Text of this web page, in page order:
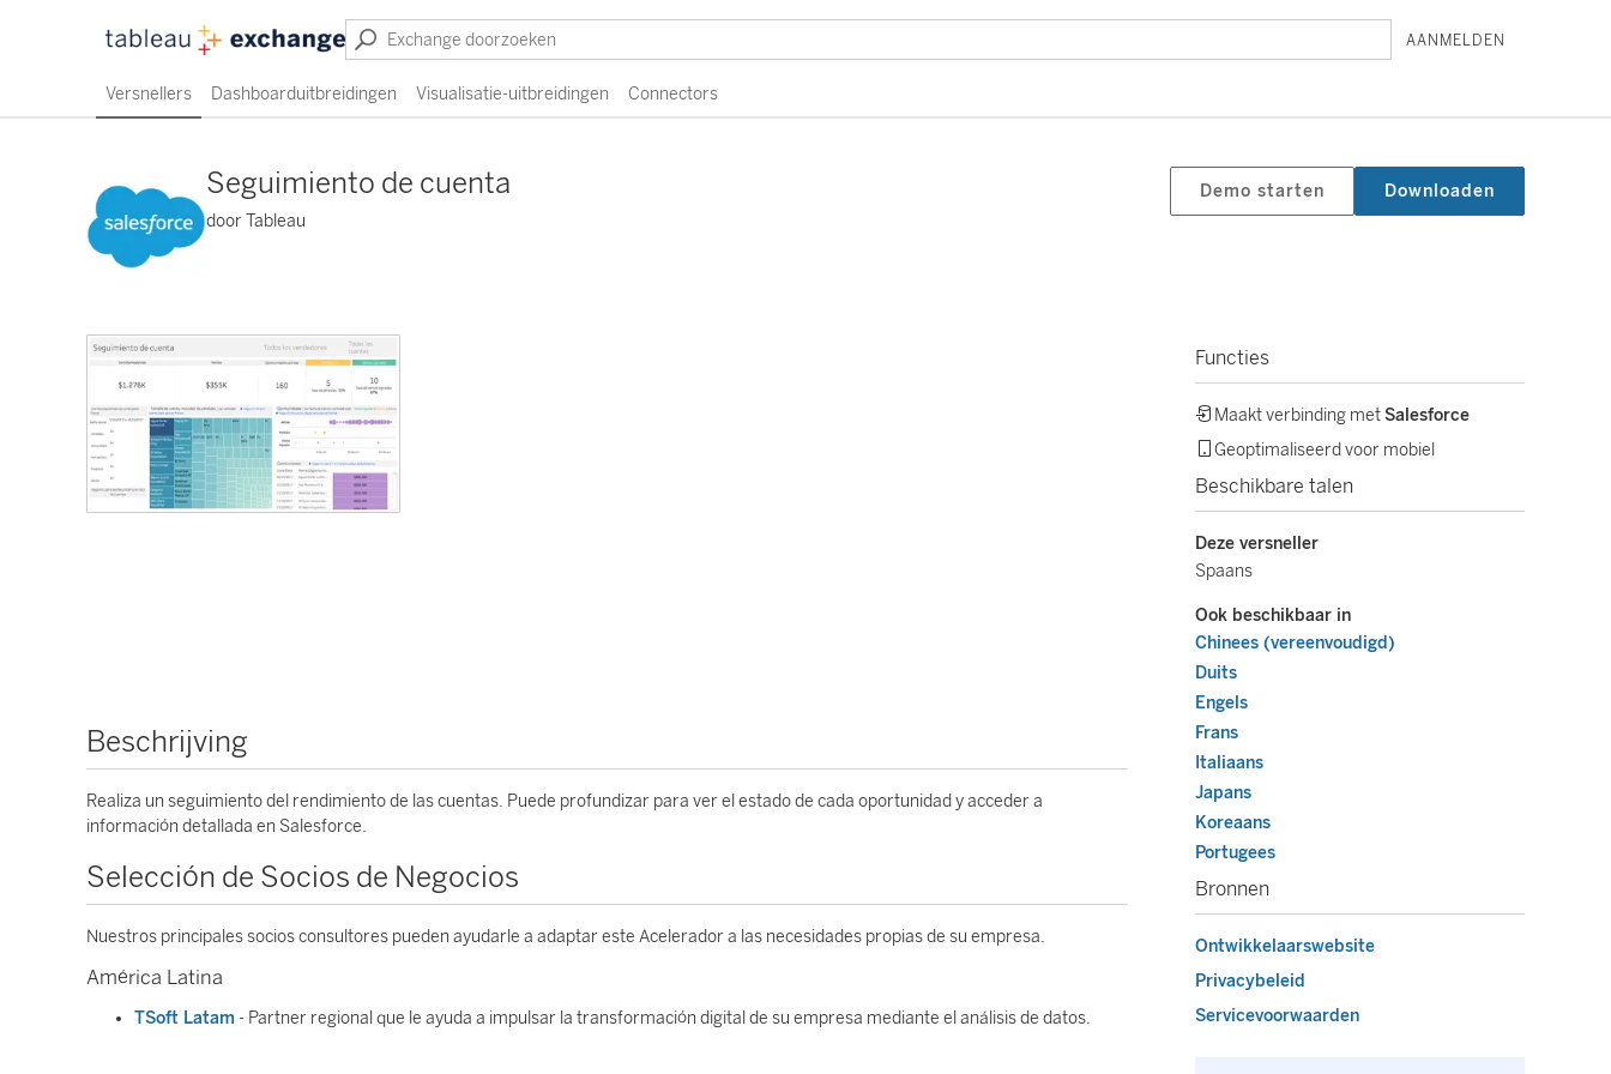
AANMELDEN
Versnellers Dashboarduitbreidingen Visualisatie-uitbreidingen Connectors
Seguimiento de cuenta
door Tableau
Demo starten Downloaden
Beschrijving
Realiza un seguimiento del rendimiento de las cuentas. Puede profundizar para ver el estado de cada oportunidad y acceder a
información detallada en Salesforce.
Selección de Socios de Negocios
Nuestros principales socios consultores pueden ayudarle a adaptar este Acelerador a las necesidades propias de su empresa.
América Latina
TSoft Latam - Partner regional que le ayuda a impulsar la transformación digital de su empresa mediante el análisis de datos.
Functies
Maakt verbinding metSalesforce
Geoptimaliseerd voor mobiel
Beschikbare talen
Deze versneller
Spaans
Ook beschikbaar in
Chinees (vereenvoudigd)
Duits
Engels
Frans
Italiaans
Japans
Koreaans
Portugees
Bronnen
Ontwikkelaarswebsite
Privacybeleid
Servicevoorwaarden